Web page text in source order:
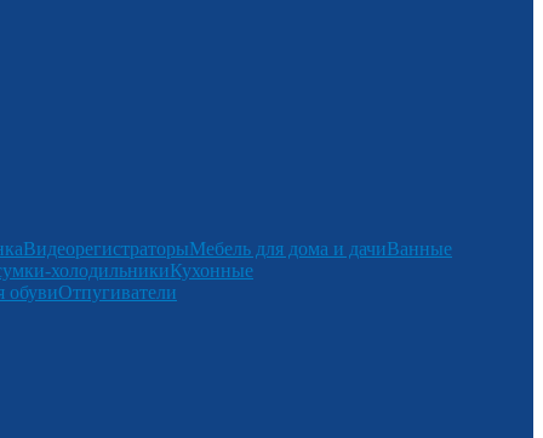
ВидеорегистраторыМебель для дома и дачиВанные
холодильникиКухонные
обувиОтпугиватели